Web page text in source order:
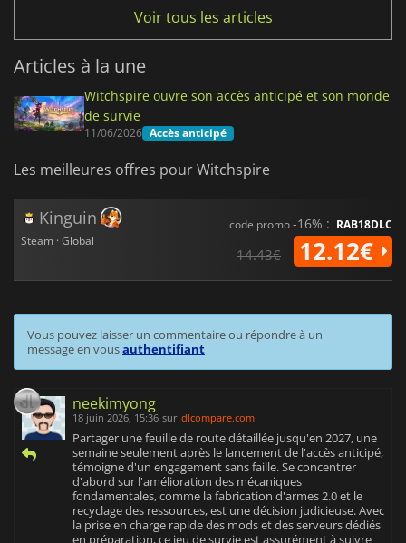
Voir tous les articles
Articles à la une
Witchspire ouvre son accès anticipé et son monde
de survie
11/06/2026 Accès anticipé
Les meilleures offres pour Witchspire
Kinguin
Steam · Global
code promo-16% : RAB18DLC
14.43€ 12.12€
Vous pouvez laisser un commentaire ou répondre à un
message en vousauthentifiant
neekimyong
18 juin 2026, 15:36 sur dlcompare.com
Partager une feuille de route détaillée jusqu'en 2027, une
semaine seulement après le lancement de l'accès anticipé,
témoigne d'un engagement sans faille. Se concentrer
d'abord sur l'amélioration des mécaniques
fondamentales, comme la fabrication d'armes 2.0 et le
recyclage des ressources, est une décision judicieuse. Avec
la prise en charge rapide des mods et des serveurs dédiés
en préparation, ce jeu de survie est assurément à suivre